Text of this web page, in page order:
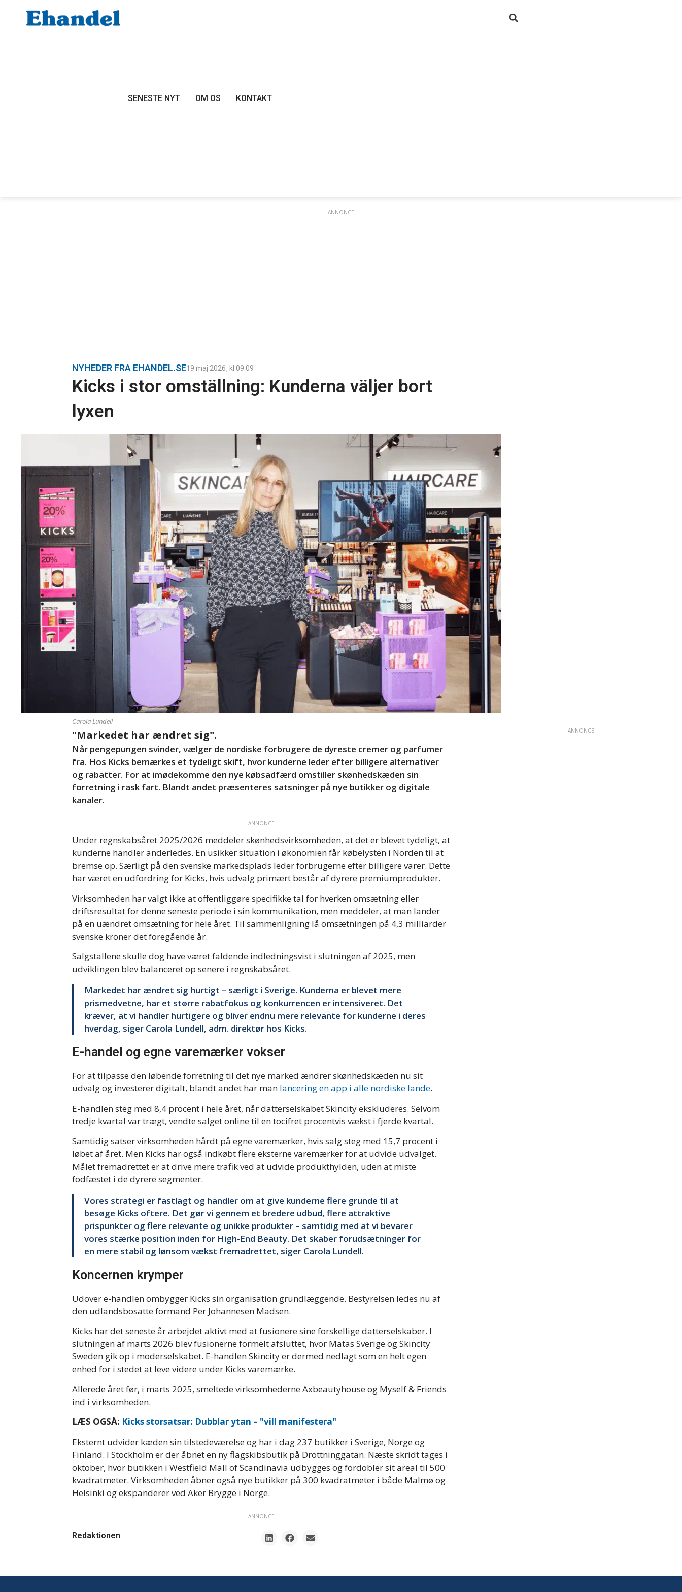
SENESTE NYT OM OS KONTAKT
ANNONCE
NYHEDER FRA EHANDEL.SE19 maj 2026, kl 09:09
Kicks i stor omställning: Kunderna väljer bort
lyxen
Carola Lundell
"Markedet har ændret sig".
Når pengepungen svinder, vælger de nordiske forbrugere de dyreste cremer og parfumer
fra. Hos Kicks bemærkes et tydeligt skift, hvor kunderne leder efter billigere alternativer
og rabatter. For at imødekomme den nye købsadfærd omstiller skønhedskæden sin
forretning i rask fart. Blandt andet præsenteres satsninger på nye butikker og digitale
kanaler.
ANNONCE
Under regnskabsåret 2025/2026 meddeler skønhedsvirksomheden, at det er blevet tydeligt, at
kunderne handler anderledes. En usikker situation i økonomien får købelysten i Norden til at
bremse op. Særligt på den svenske markedsplads leder forbrugerne efter billigere varer. Dette
har været en udfordring for Kicks, hvis udvalg primært består af dyrere premiumprodukter.
Virksomheden har valgt ikke at offentliggøre specifikke tal for hverken omsætning eller
driftsresultat for denne seneste periode i sin kommunikation, men meddeler, at man lander
på en uændret omsætning for hele året. Til sammenligning lå omsætningen på 4,3 milliarder
svenske kroner det foregående år.
Salgstallene skulle dog have været faldende indledningsvist i slutningen af 2025, men
udviklingen blev balanceret op senere i regnskabsåret.
Markedet har ændret sig hurtigt – særligt i Sverige. Kunderna er blevet mere
prismedvetne, har et større rabatfokus og konkurrencen er intensiveret. Det
kræver, at vi handler hurtigere og bliver endnu mere relevante for kunderne i deres
hverdag, siger Carola Lundell, adm. direktør hos Kicks.
E-handel og egne varemærker vokser
For at tilpasse den løbende forretning til det nye marked ændrer skønhedskæden nu sit
udvalg og investerer digitalt, blandt andet har man lancering en app i alle nordiske lande.
E-handlen steg med 8,4 procent i hele året, når datterselskabet Skincity ekskluderes. Selvom
tredje kvartal var trægt, vendte salget online til en tocifret procentvis vækst i fjerde kvartal.
Samtidig satser virksomheden hårdt på egne varemærker, hvis salg steg med 15,7 procent i
løbet af året. Men Kicks har også indkøbt flere eksterne varemærker for at udvide udvalget.
Målet fremadrettet er at drive mere trafik ved at udvide produkthylden, uden at miste
fodfæstet i de dyrere segmenter.
Vores strategi er fastlagt og handler om at give kunderne flere grunde til at
besøge Kicks oftere. Det gør vi gennem et bredere udbud, flere attraktive
prispunkter og flere relevante og unikke produkter – samtidig med at vi bevarer
vores stærke position inden for High-End Beauty. Det skaber forudsætninger for
en mere stabil og lønsom vækst fremadrettet, siger Carola Lundell.
Koncernen krymper
Udover e-handlen ombygger Kicks sin organisation grundlæggende. Bestyrelsen ledes nu af
den udlandsbosatte formand Per Johannesen Madsen.
Kicks har det seneste år arbejdet aktivt med at fusionere sine forskellige datterselskaber. I
slutningen af marts 2026 blev fusionerne formelt afsluttet, hvor Matas Sverige og Skincity
Sweden gik op i moderselskabet. E-handlen Skincity er dermed nedlagt som en helt egen
enhed for i stedet at leve videre under Kicks varemærke.
Allerede året før, i marts 2025, smeltede virksomhederne Axbeautyhouse og Myself & Friends
ind i virksomheden.
LÆS OGSÅ: Kicks storsatsar: Dubblar ytan – "vill manifestera"
Eksternt udvider kæden sin tilstedeværelse og har i dag 237 butikker i Sverige, Norge og
Finland. I Stockholm er der åbnet en ny flagskibsbutik på Drottninggatan. Næste skridt tages i
oktober, hvor butikken i Westfield Mall of Scandinavia udbygges og fordobler sit areal til 500
kvadratmeter. Virksomheden åbner også nye butikker på 300 kvadratmeter i både Malmø og
Helsinki og ekspanderer ved Aker Brygge i Norge.
ANNONCE
Redaktionen
ANNONCE